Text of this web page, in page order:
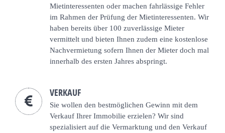
Mietinteressenten oder machen fahrlässige Fehler
im Rahmen der Prüfung der Mietinteressenten. Wir
haben bereits über 100 zuverlässige Mieter
vermittelt und bieten Ihnen zudem eine kostenlose
Nachvermietung sofern Ihnen der Mieter doch mal
innerhalb des ersten Jahres abspringt.
VERKAUF
Sie wollen den bestmöglichen Gewinn mit dem
Verkauf Ihrer Immobilie erzielen? Wir sind
spezialisiert auf die Vermarktung und den Verkauf